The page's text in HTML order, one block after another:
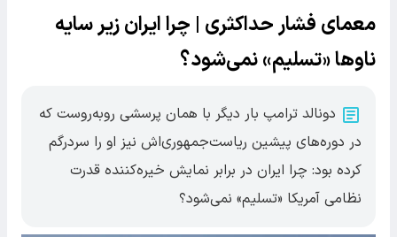
معمای فشار حداکثری | چرا ایران زیر سایه
ناوها «تسلیم» نمی‌شود؟
دونالد ترامپ بار دیگر با همان پرسشی روبه‌روست که
در دوره‌های پیشین ریاست‌جمهوری‌اش نیز او را سردرگم
کرده بود: چرا ایران در برابر نمایش خیره‌کننده قدرت
نظامی آمریکا «تسلیم» نمی‌شود؟